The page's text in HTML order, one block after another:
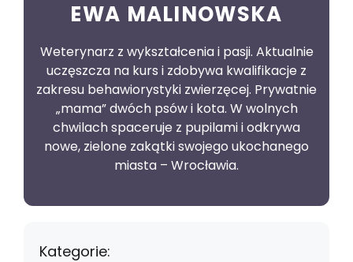
EWA MALINOWSKA
Weterynarz z wykształcenia i pasji. Aktualnie
uczęszcza na kurs i zdobywa kwalifikacje z
zakresu behawiorystyki zwierzęcej. Prywatnie
„mama” dwóch psów i kota. W wolnych
chwilach spaceruje z pupilami i odkrywa
nowe, zielone zakątki swojego ukochanego
miasta – Wrocławia.
Kategorie: